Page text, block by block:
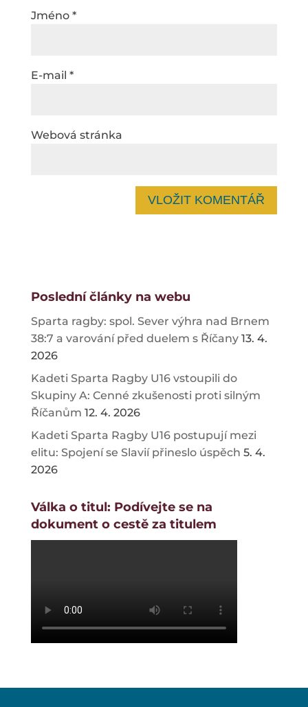
Jméno *
E-mail *
Webová stránka
Poslední články na webu
Sparta ragby: spol. Sever výhra nad Brnem
38:7 a varování před duelem s Říčany 13. 4.
2026
Kadeti Sparta Ragby U16 vstoupili do
Skupiny A: Cenné zkušenosti proti silným
Říčanům 12. 4. 2026
Kadeti Sparta Ragby U16 postupují mezi
elitu: Spojení se Slavií přineslo úspěch 5. 4.
2026
Válka o titul: Podívejte se na
dokument o cestě za titulem